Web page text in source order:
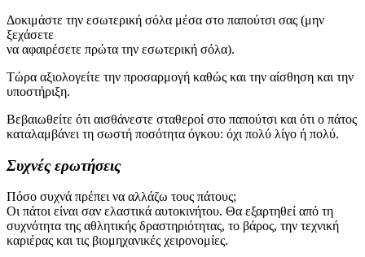
Δοκιμάστε την εσωτερική σόλα μέσα στο παπούτσι σας (μην
ξεχάσετε
να αφαιρέσετε πρώτα την εσωτερική σόλα).
Τώρα αξιολογείτε την προσαρμογή καθώς και την αίσθηση και την
υποστήριξη.
Βεβαιωθείτε ότι αισθάνεστε σταθεροί στο παπούτσι και ότι ο πάτος
καταλαμβάνει τη σωστή ποσότητα όγκου: όχι πολύ λίγο ή πολύ.
Συχνές ερωτήσεις
Πόσο συχνά πρέπει να αλλάζω τους πάτους;
Οι πάτοι είναι σαν ελαστικά αυτοκινήτου. Θα εξαρτηθεί από τη
συχνότητα της αθλητικής δραστηριότητας, το βάρος, την τεχνική
καριέρας και τις βιομηχανικές χειρονομίες.